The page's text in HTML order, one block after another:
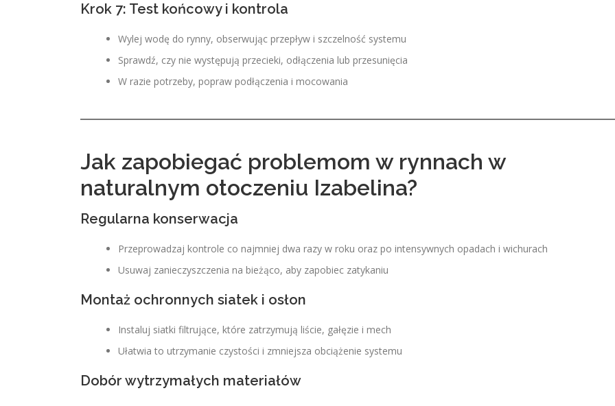
Krok 7: Test końcowy i kontrola
Wylej wodę do rynny, obserwując przepływ i szczelność systemu
Sprawdź, czy nie występują przecieki, odłączenia lub przesunięcia
W razie potrzeby, popraw podłączenia i mocowania
Jak zapobiegać problemom w rynnach w
naturalnym otoczeniu Izabelina?
Regularna konserwacja
Przeprowadzaj kontrole co najmniej dwa razy w roku oraz po intensywnych opadach i wichurach
Usuwaj zanieczyszczenia na bieżąco, aby zapobiec zatykaniu
Montaż ochronnych siatek i osłon
Instaluj siatki filtrujące, które zatrzymują liście, gałęzie i mech
Ułatwia to utrzymanie czystości i zmniejsza obciążenie systemu
Dobór wytrzymałych materiałów